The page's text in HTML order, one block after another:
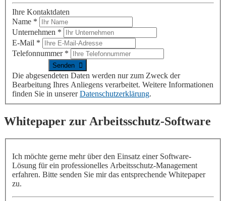
Ihre Kontaktdaten
Name *
Unternehmen *
E-Mail *
Telefonnummer *
Die abgesendeten Daten werden nur zum Zweck der
Bearbeitung Ihres Anliegens verarbeitet. Weitere Informationen
finden Sie in unsererDatenschutzerklärung.
Whitepaper zur Arbeitsschutz-Software
Ich möchte gerne mehr über den Einsatz einer Software-
Lösung für ein professionelles Arbeitsschutz-Management
erfahren. Bitte senden Sie mir das entsprechende Whitepaper
zu.